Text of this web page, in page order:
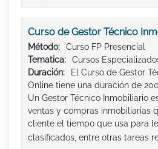
Curso de Gestor Técnico
Método:
Curso FP Presencial
Tematica:
Cursos
Duración:
El Curso de Gestor
Online tiene una duración de
Un Gestor Técnico Inmobiliario
ventas y compras inmobiliarias
cliente el tiempo que usa para
clasificados, entre otras tareas